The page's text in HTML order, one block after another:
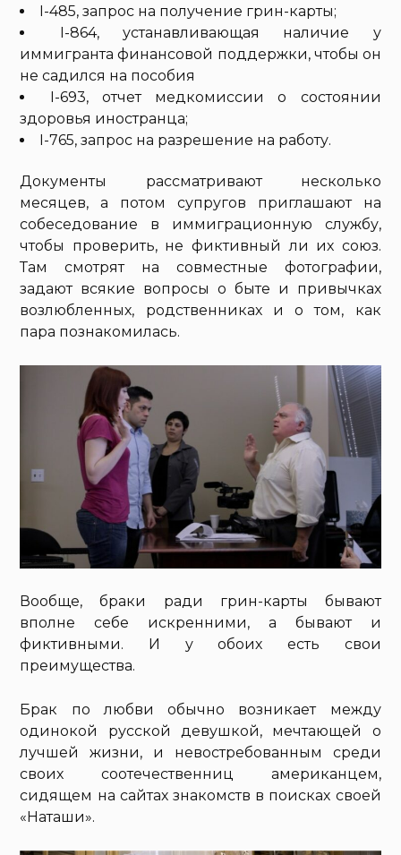
I-485, запрос на получение грин-карты;
I-864, устанавливающая наличие у
иммигранта финансовой поддержки, чтобы он
не садился на пособия
I-693, отчет медкомиссии о состоянии
здоровья иностранца;
I-765, запрос на разрешение на работу.
Документы рассматривают несколько
месяцев, а потом супругов приглашают на
собеседование в иммиграционную службу,
чтобы проверить, не фиктивный ли их союз.
Там смотрят на совместные фотографии,
задают всякие вопросы о быте и привычках
возлюбленных, родственниках и о том, как
пара познакомилась.
Вообще, браки ради грин-карты бывают
вполне себе искренними, а бывают и
фиктивными. И у обоих есть свои
преимущества.
Брак по любви обычно возникает между
одинокой русской девушкой, мечтающей о
лучшей жизни, и невостребованным среди
своих соотечественниц американцем,
сидящем на сайтах знакомств в поисках своей
«Наташи».